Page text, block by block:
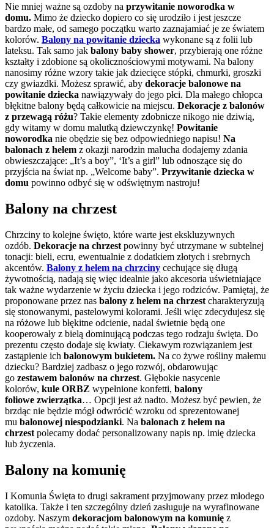
Nie mniej ważne są ozdoby na przywitanie noworodka w
domu. Mimo że dziecko dopiero co się urodziło i jest jeszcze
bardzo małe, od samego początku warto zaznajamiać je ze światem
kolorów. Balony na powitanie dziecka wykonane są z folii lub
lateksu. Tak samo jak balony baby shower, przybierają one różne
kształty i zdobione są okolicznościowymi motywami. Na balony
nanosimy różne wzory takie jak dziecięce stópki, chmurki, groszki
czy gwiazdki. Możesz sprawić, aby dekoracje balonowe na
powitanie dziecka nawiązywały do jego płci. Dla małego chłopca
błękitne balony będą całkowicie na miejscu. Dekoracje z balonów
z przewagą różu? Takie elementy zdobnicze nikogo nie dziwią,
gdy witamy w domu malutką dziewczynkę! Powitanie
noworodka nie obędzie się bez odpowiedniego napisu! Na
balonach z helem z okazji narodzin malucha dodajemy zdania
obwieszczające: „It’s a boy”, ‘It’s a girl” lub odnoszące się do
przyjścia na świat np. „Welcome baby”. Przywitanie dziecka w
domu powinno odbyć się w odświętnym nastroju!
Balony na chrzest
Chrzciny to kolejne święto, które warte jest ekskluzywnych
ozdób. Dekoracje na chrzest powinny być utrzymane w subtelnej
tonacji: bieli, ecru, ewentualnie z dodatkiem złotych i srebrnych
akcentów. Balony z helem na chrzciny cechujące się długą
żywotnością, nadają się więc idealnie jako akcesoria uświetniające
tak ważne wydarzenie w życiu dziecka i jego rodziców. Pamiętaj, że
proponowane przez nas balony z helem na chrzest charakteryzują
się stonowanymi, pastelowymi kolorami. Jeśli więc zdecydujesz się
na różowe lub błękitne odcienie, nadal świetnie będą one
kooperowały z bielą dominującą podczas tego rodzaju święta. Do
prezentu często dodaje się kwiaty. Ciekawym rozwiązaniem jest
zastąpienie ich balonowym bukietem. Na co żywe rośliny małemu
dziecku? Bardziej zadbasz o jego rozwój, obdarowując
go zestawem balonów na chrzest. Głębokie nasycenie
kolorów, kule ORBZ wypełnione konfetti, balony
foliowe zwierzątka… Opcji jest aż nadto. Możesz być pewien, że
brzdąc nie będzie mógł odwrócić wzroku od sprezentowanej
mu balonowej niespodzianki. Na balonach z helem na
chrzest polecamy dodać personalizowany napis np. imię dziecka
lub życzenia.
Balony na komunię
I Komunia Święta to drugi sakrament przyjmowany przez młodego
katolika. Także i ten szczególny dzień zasługuje na wyrafinowane
ozdoby. Naszym dekoracjom balonowym na komunię z